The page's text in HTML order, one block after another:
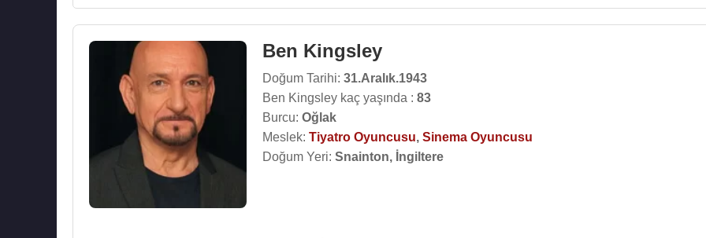
Ben Kingsley
Doğum Tarihi: 31.Aralık.1943
Ben Kingsley kaç yaşında : 83
Burcu: Oğlak
Meslek: Tiyatro Oyuncusu, Sinema Oyuncusu
Doğum Yeri: Snainton, İngiltere